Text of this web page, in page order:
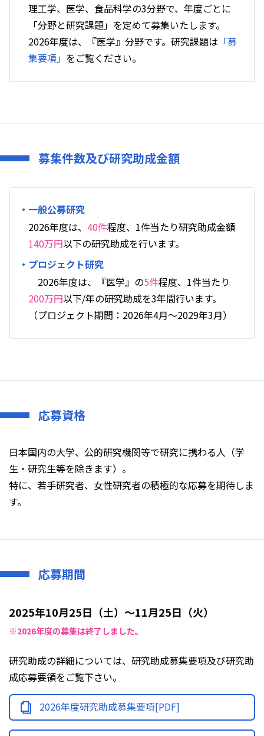
理工学、医学、食品科学の3分野で、年度ごとに
「分野と研究課題」を定めて募集いたします。
2026年度は、『医学』分野です。研究課題は 「募
集要項」 をご覧ください。
募集件数及び研究助成金額
・一般公募研究
2026年度は、 40件程度、1件当たり研究助成金額
140万円以下の研究助成を行います。
・プロジェクト研究
2026年度は、『医学』の5件程度、1件当たり
200万円以下/年の研究助成を3年間行います。
（プロジェクト期間：2026年4月～2029年3月）
応募資格
日本国内の大学、公的研究機関等で研究に携わる人（学
生・研究生等を除きます）。
特に、若手研究者、女性研究者の積極的な応募を期待しま
す。
応募期間
2025年10月25日（土）～11月25日（火）
※2026年度の募集は終了しました。
研究助成の詳細については、研究助成募集要項及び研究助
成応募要領をご覧下さい。
2026年度研究助成募集要項[PDF]